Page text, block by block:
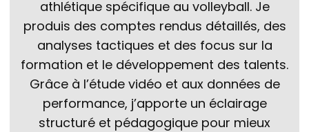
athlétique spécifique au volleyball. Je
produis des comptes rendus détaillés, des
analyses tactiques et des focus sur la
formation et le développement des talents.
Grâce à l’étude vidéo et aux données de
performance, j’apporte un éclairage
structuré et pédagogique pour mieux